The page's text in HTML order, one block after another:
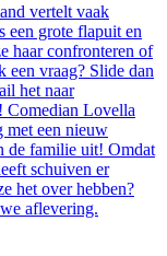
vertelt vaak
een grote flapuit en
haar confronteren of
vraag? Slide dan
het naar
Lovella
met een nieuw
de familie uit! Omdat
schuiven er
het over hebben?
aflevering.